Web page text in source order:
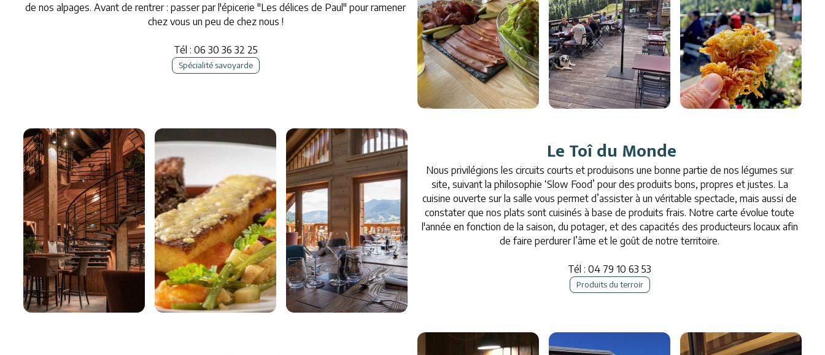
de nos alpages. Avant de rentrer : passer par l'épicerie "Les délices de Paul" pour ramener
chez vous un peu de chez nous !
Tél : 06 30 36 32 25
Spécialité savoyarde
Le Toî du Monde
Nous privilégions les circuits courts et produisons une bonne partie de nos légumes sur
site, suivant la philosophie ‘Slow Food’ pour des produits bons, propres et justes. La
cuisine ouverte sur la salle vous permet d’assister à un véritable spectacle, mais aussi de
constater que nos plats sont cuisinés à base de produits frais. Notre carte évolue toute
l'année en fonction de la saison, du potager, et des capacités des producteurs locaux afin
de faire perdurer l’âme et le goût de notre territoire.
Tél : 04 79 10 63 53
Produits du terroir